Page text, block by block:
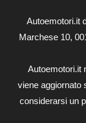
Autoemotori.it
Marchese 10,
Autoemotori.it
viene aggiornato
considerarsi un